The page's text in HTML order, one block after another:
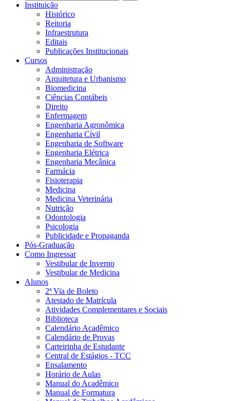
Instituição
Histórico
Reitoria
Infraestrutura
Editais
Publicações Institucionais
Cursos
Administração
Arquitetura e Urbanismo
Biomedicina
Ciências Contábeis
Direito
Enfermagem
Engenharia Agronômica
Engenharia Civil
Engenharia de Software
Engenharia Elétrica
Engenharia Mecânica
Farmácia
Fisioterapia
Medicina
Medicina Veterinária
Nutrição
Odontologia
Psicologia
Publicidade e Propaganda
Pós-Graduação
Como Ingressar
Vestibular de Inverno
Vestibular de Medicina
Alunos
2ª Via de Boleto
Atestado de Matrícula
Atividades Complementares e Sociais
Biblioteca
Calendário Acadêmico
Calendário de Provas
Carteirinha de Estudante
Central de Estágios - TCC
Ensalamento
Horário de Aulas
Manual do Acadêmico
Manual de Formatura